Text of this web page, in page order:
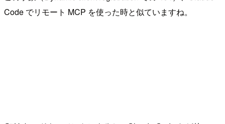
Code でリモート MCP を使った時と似ていますね。